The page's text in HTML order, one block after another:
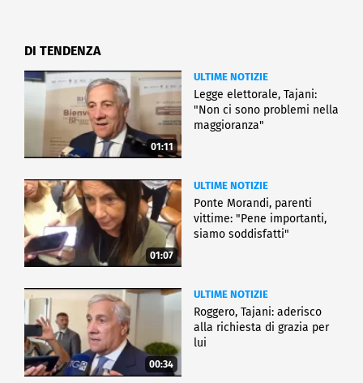
DI TENDENZA
01:11
ULTIME NOTIZIE
Legge elettorale, Tajani:
"Non ci sono problemi nella
maggioranza"
01:07
ULTIME NOTIZIE
Ponte Morandi, parenti
vittime: "Pene importanti,
siamo soddisfatti"
00:34
ULTIME NOTIZIE
Roggero, Tajani: aderisco
alla richiesta di grazia per
lui